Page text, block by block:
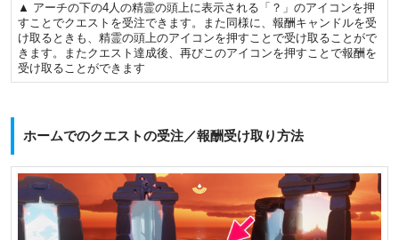
▲ アーチの下の4人の精霊の頭上に表示される「？」のアイコンを押
すことでクエストを受注できます。また同様に、報酬キャンドルを受
け取るときも、精霊の頭上のアイコンを押すことで受け取ることがで
きます。またクエスト達成後、再びこのアイコンを押すことで報酬を
受け取ることができます
ホームでのクエストの受注／報酬受け取り方法